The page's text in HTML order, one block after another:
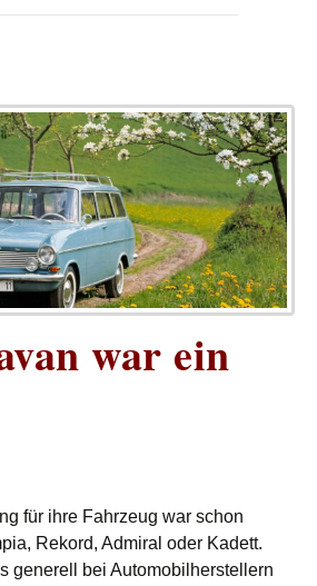
war ein
für ihre Fahrzeug war schon
Rekord, Admiral oder Kadett.
generell bei Automobilherstellern